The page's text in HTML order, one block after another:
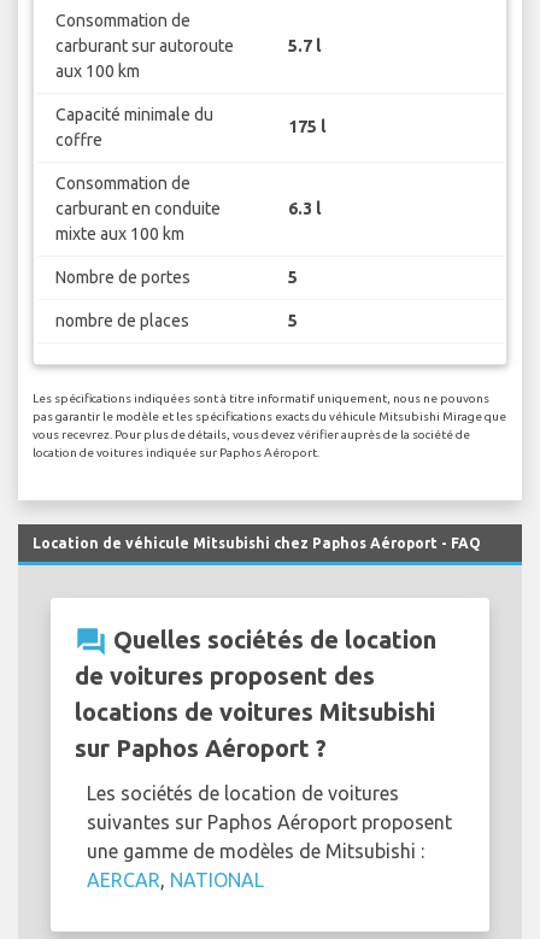
Consommation de
carburant sur autoroute
aux 100 km
5.7 l
Capacité minimale du
coffre
175 l
Consommation de
carburant en conduite
mixte aux 100 km
6.3 l
Nombre de portes 5
nombre de places 5
Les spécifications indiquées sont à titre informatif uniquement, nous ne pouvons
pas garantir le modèle et les spécifications exacts du véhicule Mitsubishi Mirage que
vous recevrez. Pour plus de détails, vous devez vérifier auprès de la société de
location de voitures indiquée sur Paphos Aéroport.
Location de véhicule Mitsubishi chez Paphos Aéroport - FAQ
question_answer Quelles sociétés de location
de voitures proposent des
locations de voitures Mitsubishi
sur Paphos Aéroport ?
Les sociétés de location de voitures
suivantes sur Paphos Aéroport proposent
une gamme de modèles de Mitsubishi :
AERCAR, NATIONAL